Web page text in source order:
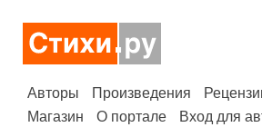
Авторы Произведения
Магазин
О портале Вход для